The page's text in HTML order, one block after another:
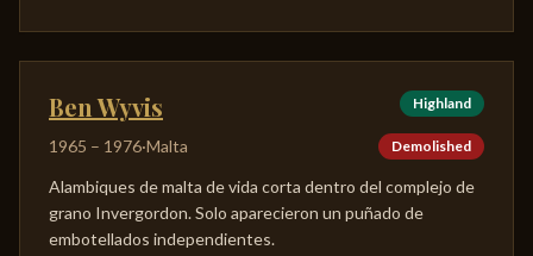
Ben Wyvis Highland
1965 – 1976·Malta Demolished
Alambiques de malta de vida corta dentro del complejo de
grano Invergordon. Solo aparecieron un puñado de
embotellados independientes.